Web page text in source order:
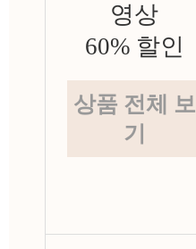
영상
60% 할인
상품 전체 보
기